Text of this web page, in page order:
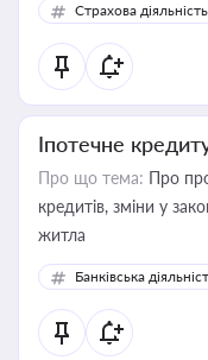
Страхова діяльність
Іпотечне
Про що тема: Про
кредитів, зміни у
житла
Банківська